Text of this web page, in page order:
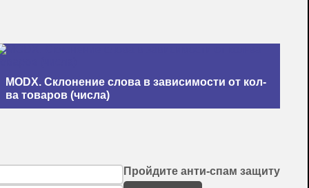
MODX. Склонение слова в зависимости от кол-
ва товаров (числа)
Пройдите анти-спам защиту